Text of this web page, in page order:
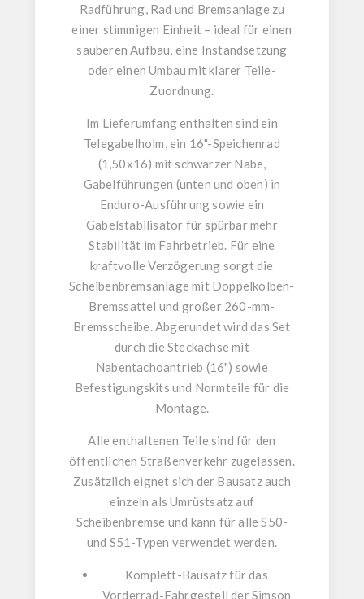
Radführung, Rad und Bremsanlage zu
einer stimmigen Einheit – ideal für einen
sauberen Aufbau, eine Instandsetzung
oder einen Umbau mit klarer Teile-
Zuordnung.
Im Lieferumfang enthalten sind ein
Telegabelholm, ein 16"-Speichenrad
(1,50x16) mit schwarzer Nabe,
Gabelführungen (unten und oben) in
Enduro-Ausführungsowie ein
Gabelstabilisator für spürbar mehr
Stabilität im Fahrbetrieb. Für eine
kraftvolle Verzögerung sorgt die
Scheibenbremsanlage mit Doppelkolben-
Bremssattel und großer 260-mm-
Bremsscheibe. Abgerundet wird das Set
durch dieSteckachse mit
Nabentachoantrieb (16") sowie
Befestigungskits und Normteile für die
Montage.
Alle enthaltenen Teile sindfür den
öffentlichen Straßenverkehr zugelassen.
Zusätzlich eignet sich der Bausatz auch
einzeln als Umrüstsatz auf
Scheibenbremse und kann füralle S50-
und S51-Typen verwendet werden.
Komplett-Bausatz für das
Vorderrad-Fahrgestell der Simson